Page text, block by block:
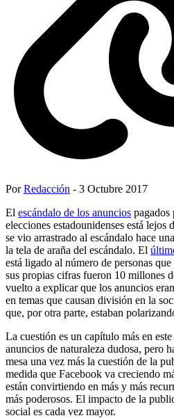
PorRedacción - 3 Octubre 2017
El escándalo de los anuncios pagados
elecciones estadounidenses está lejos
se vio arrastrado al escándalo hace
la tela de araña del escándalo. El
está ligado al número de personas
sus propias cifras fueron 10 millones
vuelto a explicar que los anuncios
en temas que causan división en la
que, por otra parte, estaban
La cuestión es un capítulo más en
anuncios de naturaleza dudosa, pero
mesa una vez más la cuestión de la
medida que Facebook va creciendo
están convirtiendo en más y más
más poderosos. El impacto de la
social es cada vez mayor.